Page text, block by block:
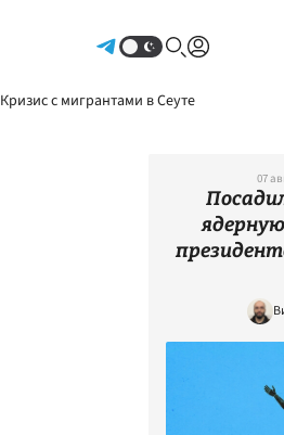
Кризис с мигрантами в Сеуте
07